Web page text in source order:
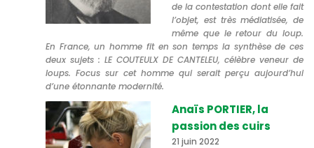
de la contestation dont elle fait
l’objet, est très médiatisée, de
même que le retour du loup.
En France, un homme fit en son temps la synthèse de ces
deux sujets : LE COUTEULX DE CANTELEU, célèbre veneur de
loups. Focus sur cet homme qui serait perçu aujourd’hui
d’une étonnante modernité.
Anaïs PORTIER, la
passion des cuirs
21 juin 2022